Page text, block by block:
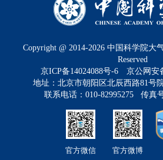
Copyright @ 2014-2026 中国科学院大
Reserved
京ICP备14024088号-6
京公网安
地址：北京市朝阳区北辰西路81号
联系电话：010-82995275 传真
官方微信 官方微博